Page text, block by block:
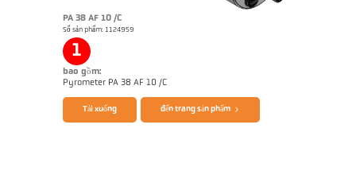
PA 38 AF 10 /C
Số sản phẩm: 1124959
1
bao gồm:
Pyrometer PA 38 AF 10 /C
Tải xuống đến trang sản phẩm